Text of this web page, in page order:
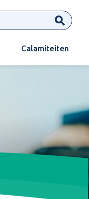
Calamiteiten